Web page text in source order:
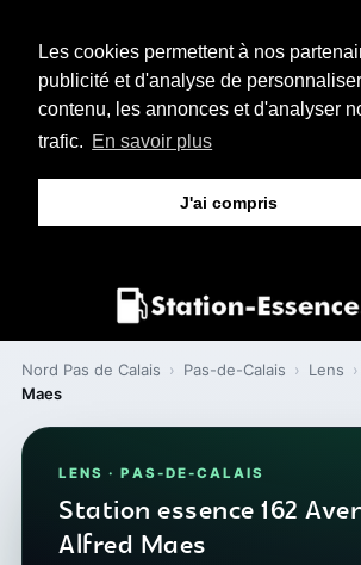
Les cookies permettent à nos
publicité et d'analyse de
contenu, les annonces et d'analyser
trafic. En savoir plus
J'ai compris
Nord Pas de Calais › Pas-de-Calais › Lens ›
Maes
LENS · PAS-DE-CALAIS
Station essence 162
Alfred Maes